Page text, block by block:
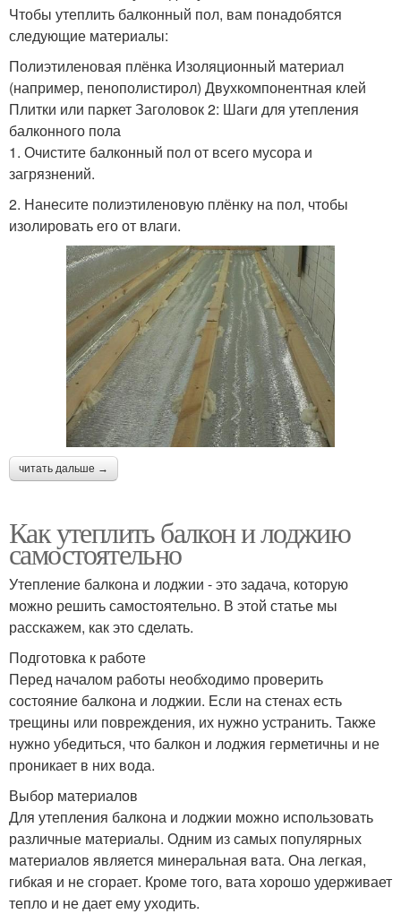
Чтобы утеплить балконный пол, вам понадобятся
следующие материалы:
Полиэтиленовая плёнка Изоляционный материал
(например, пенополистирол) Двухкомпонентная клей
Плитки или паркет Заголовок 2: Шаги для утепления
балконного пола
1. Очистите балконный пол от всего мусора и
загрязнений.
2. Нанесите полиэтиленовую плёнку на пол, чтобы
изолировать его от влаги.
читать дальше →
Как утеплить балкон и лоджию
самостоятельно
Утепление балкона и лоджии - это задача, которую
можно решить самостоятельно. В этой статье мы
расскажем, как это сделать.
Подготовка к работе
Перед началом работы необходимо проверить
состояние балкона и лоджии. Если на стенах есть
трещины или повреждения, их нужно устранить. Также
нужно убедиться, что балкон и лоджия герметичны и не
проникает в них вода.
Выбор материалов
Для утепления балкона и лоджии можно использовать
различные материалы. Одним из самых популярных
материалов является минеральная вата. Она легкая,
гибкая и не сгорает. Кроме того, вата хорошо удерживает
тепло и не дает ему уходить.